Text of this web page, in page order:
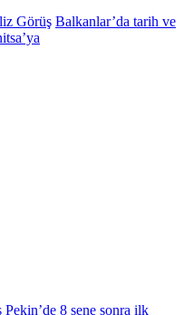
Görüş Balkanlar’da tarih ve
Pekin’de 8 sene sonra ilk